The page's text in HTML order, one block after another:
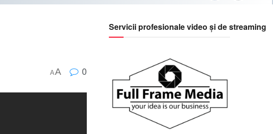
AA 0
Servicii profesionale video și de streaming